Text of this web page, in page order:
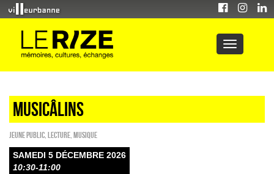
Musicâlins
Jeune public Lecture Musique
SAMEDI 5 DÉCEMBRE 2026
10:30-11:00